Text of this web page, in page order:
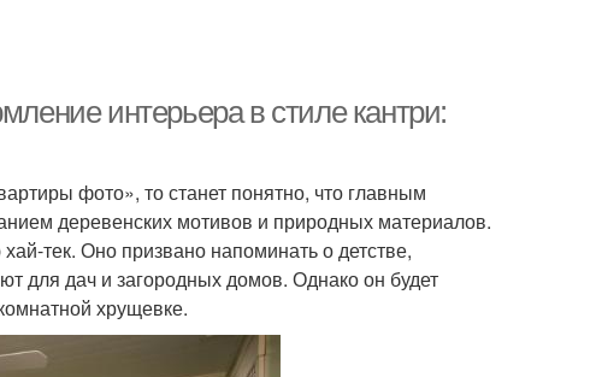
интерьера в стиле кантри:
фото», то станет понятно, что главным
деревенских мотивов и природных материалов.
тек. Оно призвано напоминать о детстве,
для дач и загородных домов. Однако он будет
хрущевке.